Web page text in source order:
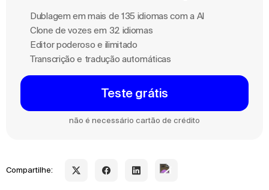
Dublagem em mais de 135 idiomas com a Al
Clone de vozes em 32 idiomas
Editor poderoso e ilimitado
Transcrição e tradução automáticas
Teste grátis
não é necessário cartão de crédito
Compartilhe: